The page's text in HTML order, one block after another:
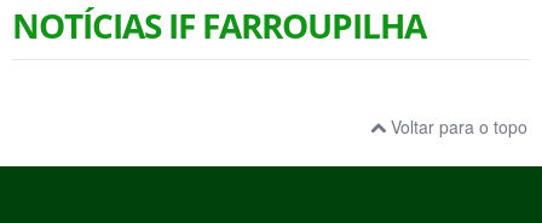
NOTÍCIAS IF FARROUPILHA
Voltar para o topo